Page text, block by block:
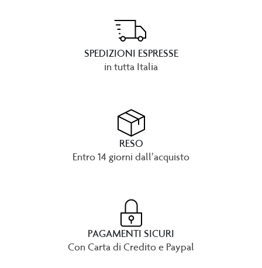
SPEDIZIONI ESPRESSE
in tutta Italia
RESO
Entro 14 giorni dall’acquisto
PAGAMENTI SICURI
Con Carta di Credito e Paypal